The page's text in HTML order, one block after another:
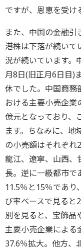
ですが、恩恵を受け
また、中国の金融
港株は下落が続いて
況が続いています。
月8日(旧正月6日目)
休でした。中国商務
おける主要小売企業
億元となっており、
ます。ちなみに、地
の小売額はそれぞれ
龍江、遼寧、山西、
長。逆に一級都市で
11.5％と15％であり
び率ベースで見ると
別を見ると、宝飾品
主要小売企業による
37.6％拡大。他方、